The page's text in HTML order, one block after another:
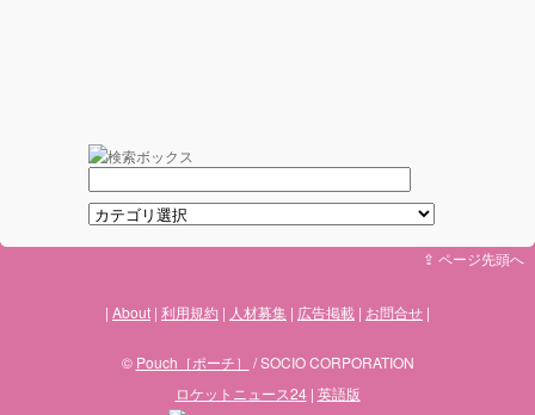
⇪ ページ先頭へ
About 利用規約 人材募集 広告掲載 お問合せ
© Pouch［ポーチ］
/ SOCIO CORPORATION
ロケットニュース24| 英語版